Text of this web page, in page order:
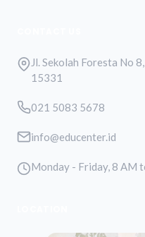
Jl. Sekolah Foresta No
15331
021 5083 5678
info@educenter.id
Monday - Friday, 8 AM